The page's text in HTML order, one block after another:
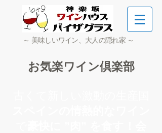
～ 美味しいワイン、大人の隠れ家 ～
お気楽ワイン倶楽部